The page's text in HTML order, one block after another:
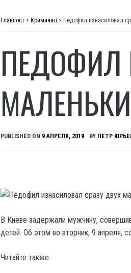
Главпост > Криминал > Педофил изнасиловал
ПЕДОФИЛ
PUBLISHED ON 9 АПРЕЛЯ, 2019 BY ПЕТР
В Киеве задержали мужчину,
детей. Об этом во вторник, 9 апреля,
Читайте также